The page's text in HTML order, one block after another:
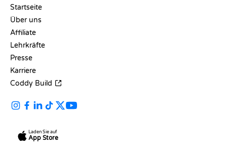
Startseite
Über uns
Affiliate
Lehrkräfte
Presse
Karriere
Coddy Build
Laden Sie auf
App Store